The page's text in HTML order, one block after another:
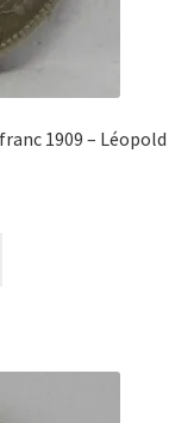
1909 – Léopold